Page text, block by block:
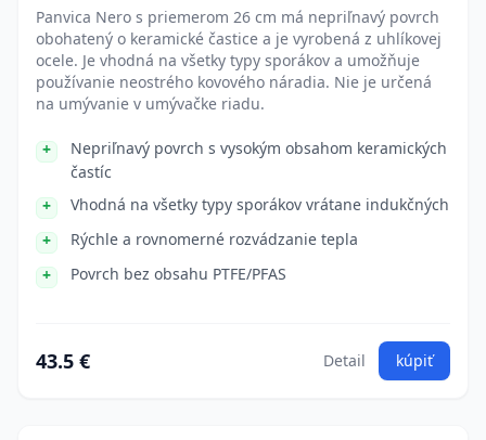
Panvica Nero s priemerom 26 cm má nepriľnavý povrch
obohatený o keramické častice a je vyrobená z uhlíkovej
ocele. Je vhodná na všetky typy sporákov a umožňuje
používanie neostrého kovového náradia. Nie je určená
na umývanie v umývačke riadu.
Nepriľnavý povrch s vysokým obsahom keramických
častíc
Vhodná na všetky typy sporákov vrátane indukčných
Rýchle a rovnomerné rozvádzanie tepla
Povrch bez obsahu PTFE/PFAS
43.5 € Detail kúpiť